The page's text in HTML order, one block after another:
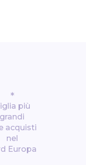
*
più
grandi
acquisti
nel
Europa